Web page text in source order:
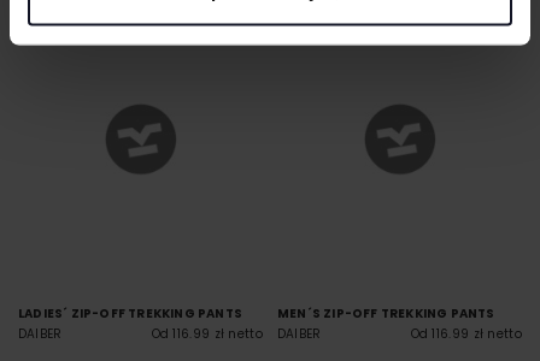
LADIES´ ZIP-OFF TREKKING PANTS
DAIBER
Od 116.99 zł netto
MEN´S ZIP-OFF TREKKING PANTS
DAIBER
Od 116.99 zł netto